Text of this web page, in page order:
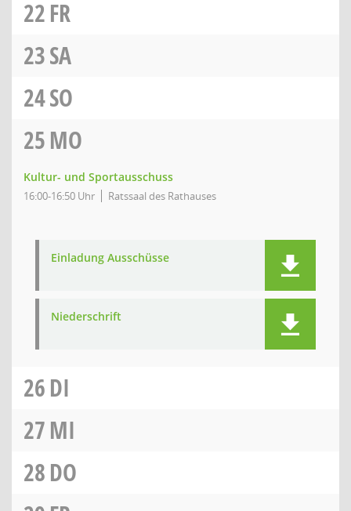
22FR
23SA
24SO
25MO
Kultur- und Sportausschuss
16:00-16:50 Uhr Ratssaal des Rathauses
Einladung Ausschüsse
Niederschrift
26DI
27MI
28DO